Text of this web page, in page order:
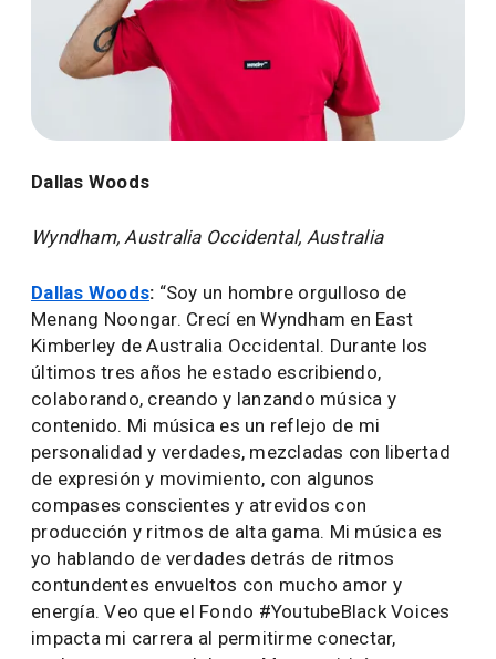
Dallas Woods
Wyndham, Australia Occidental, Australia
Dallas Woods: “Soy un hombre orgulloso de
Menang Noongar. Crecí en Wyndham en East
Kimberley de Australia Occidental. Durante los
últimos tres años he estado escribiendo,
colaborando, creando y lanzando música y
contenido. Mi música es un reflejo de mi
personalidad y verdades, mezcladas con libertad
de expresión y movimiento, con algunos
compases conscientes y atrevidos con
producción y ritmos de alta gama. Mi música es
yo hablando de verdades detrás de ritmos
contundentes envueltos con mucho amor y
energía. Veo que el Fondo #YoutubeBlack Voices
impacta mi carrera al permitirme conectar,